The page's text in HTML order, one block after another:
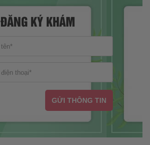
ĐĂNG KÝ KHÁM
GỬI THÔNG TIN